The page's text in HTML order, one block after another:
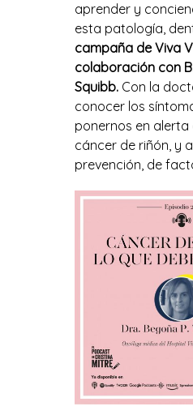
aprender y
esta patología,
campaña de Viva
colaboración con
Squibb. Con la
conocer los
ponernos en
cáncer de riñón, y
prevención, de